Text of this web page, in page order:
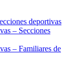
deportivas
– Secciones
– Familiares de